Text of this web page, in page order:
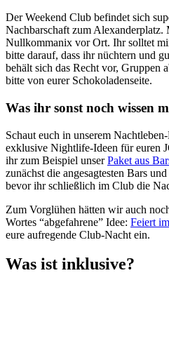
Der Weekend Club befindet sich
Nachbarschaft zum
Nullkommanix vor Ort. Ihr solltet
bitte darauf, dass ihr nüchtern und
behält sich das Recht vor, Gruppen
bitte von eurer Schokoladenseite.
Was ihr sonst noch wissen
Schaut euch in unserem
exklusive Nightlife-Ideen für euren
ihr zum Beispiel unserPaket aus
zunächst die angesagtesten Bars
bevor ihr schließlich im Club die
Zum Vorglühen hätten wir auch
Wortes “abgefahrene” Idee: Feiert
eure aufregende Club-Nacht ein.
Was ist inklusive?